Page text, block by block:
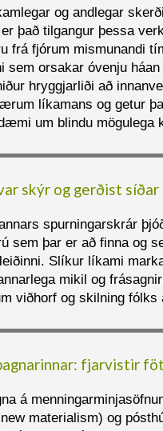
og andlegar
það tilgangur þessa
frá fjórum mismunandi
sem orsakar óvenju
hryggjarliði að
líkamans og getur
um blindu mögulega
skýr og gerðist
spurningarskrár
sem þar er að finna
Slíkur líkami
mikil og
viðhorf og skilning
fjarvistir
á
materialism) og